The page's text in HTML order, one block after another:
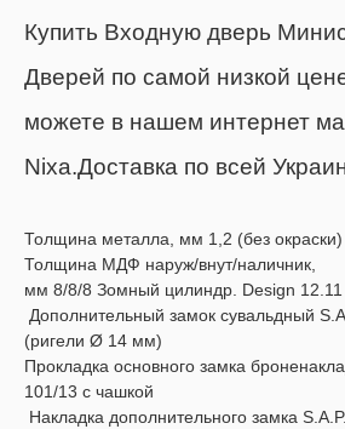
Купить Входную дверь
Дверей по самой низкой
можете в нашем интернет
Nixa.Доставка по всей
Толщина металла, мм 1,2 (без окраски)
Толщина МДФ наруж/внут/наличник,
мм 8/8/8 Зомный цилиндр. Design
Дополнительный замок cyвальдный
(ригели Ø 14 мм)
Проклaдка основного зaмка
101/13 с чашкой
Haклaдка дополнительного замка